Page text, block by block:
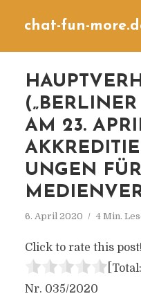
chat-fun-
AM 23.
UNGEN FÜR
6. April 2020 4 Min.
Click to rate this post!
[Total:
Nr. 035/2020